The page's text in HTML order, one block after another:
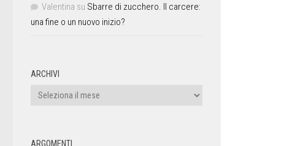
Valentina su Sbarre di zucchero. Il carcere:
una fine o un nuovo inizio?
ARCHIVI
ARGOMENTI